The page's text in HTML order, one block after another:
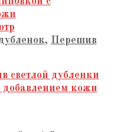
, Перешив
светлой дубленки
добавлением кожи